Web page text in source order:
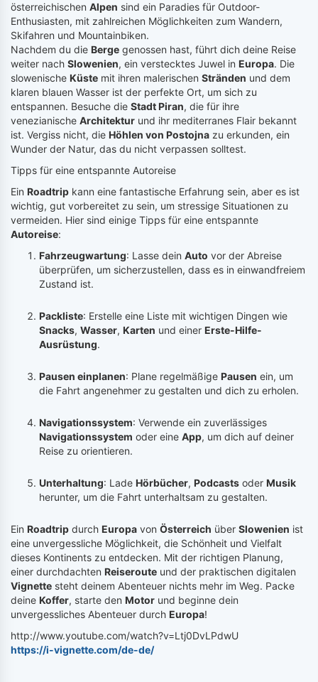
österreichischen Alpen sind ein Paradies für Outdoor-
Enthusiasten, mit zahlreichen Möglichkeiten zum Wandern,
Skifahren und Mountainbiken.
Nachdem du die Berge genossen hast, führt dich deine Reise
weiter nach Slowenien, ein verstecktes Juwel in Europa. Die
slowenische Küste mit ihren malerischen Stränden und dem
klaren blauen Wasser ist der perfekte Ort, um sich zu
entspannen. Besuche die Stadt Piran, die für ihre
venezianische Architektur und ihr mediterranes Flair bekannt
ist. Vergiss nicht, die Höhlen von Postojna zu erkunden, ein
Wunder der Natur, das du nicht verpassen solltest.
Tipps für eine entspannte Autoreise
Ein Roadtrip kann eine fantastische Erfahrung sein, aber es ist
wichtig, gut vorbereitet zu sein, um stressige Situationen zu
vermeiden. Hier sind einige Tipps für eine entspannte
Autoreise:
Fahrzeugwartung: Lasse dein Auto vor der Abreise
überprüfen, um sicherzustellen, dass es in einwandfreiem
Zustand ist.
Packliste: Erstelle eine Liste mit wichtigen Dingen wie
Snacks, Wasser, Karten und einer Erste-Hilfe-
Ausrüstung.
Pausen einplanen: Plane regelmäßige Pausen ein, um
die Fahrt angenehmer zu gestalten und dich zu erholen.
Navigationssystem: Verwende ein zuverlässiges
Navigationssystem oder eine App, um dich auf deiner
Reise zu orientieren.
Unterhaltung: Lade Hörbücher, Podcasts oder Musik
herunter, um die Fahrt unterhaltsam zu gestalten.
Ein Roadtrip durch Europa von Österreich über Slowenien ist
eine unvergessliche Möglichkeit, die Schönheit und Vielfalt
dieses Kontinents zu entdecken. Mit der richtigen Planung,
einer durchdachten Reiseroute und der praktischen digitalen
Vignette steht deinem Abenteuer nichts mehr im Weg. Packe
deine Koffer, starte den Motor und beginne dein
unvergessliches Abenteuer durch Europa!
http://www.youtube.com/watch?v=Ltj0DvLPdwU
https://i-vignette.com/de-de/